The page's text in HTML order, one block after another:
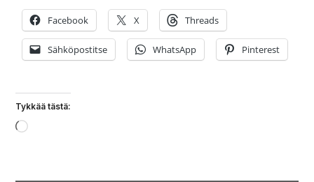
Facebook X Threads
Sähköpostitse WhatsApp Pinterest
Tykkää tästä:
Loading…